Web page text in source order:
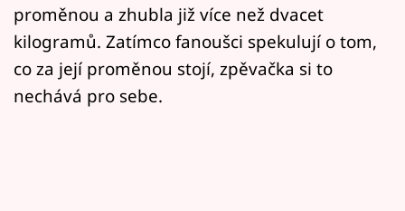
proměnou a zhubla již více než dvacet
kilogramů. Zatímco fanoušci spekulují o tom,
co za její proměnou stojí, zpěvačka si to
nechává pro sebe.